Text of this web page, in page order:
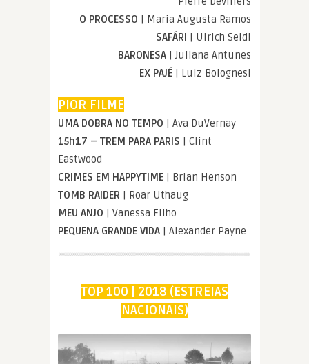
O PROCESSO | Maria Augusta Ramos
SAFÁRI | Ulrich Seidl
BARONESA | Juliana Antunes
EX PAJÉ | Luiz Bolognesi
PIOR FILME
UMA DOBRA NO TEMPO | Ava DuVernay
15h17 – TREM PARA PARIS | Clint
Eastwood
CRIMES EM HAPPYTIME | Brian Henson
TOMB RAIDER | Roar Uthaug
MEU ANJO | Vanessa Filho
PEQUENA GRANDE VIDA | Alexander Payne
TOP 100 | 2018 (ESTREIAS
NACIONAIS)